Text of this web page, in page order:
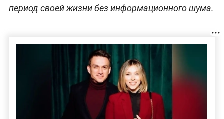
период своей жизни без информационного шума.